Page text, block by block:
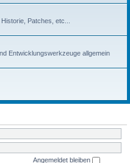
Patches, etc...
Entwicklungswerkzeuge allgemein
Angemeldet bleiben